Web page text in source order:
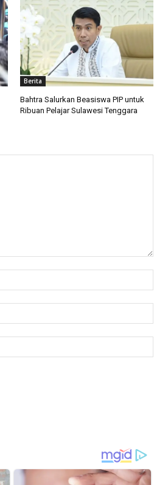
Berita
Bahtra Salurkan Beasiswa PIP untuk
Ribuan Pelajar Sulawesi Tenggara